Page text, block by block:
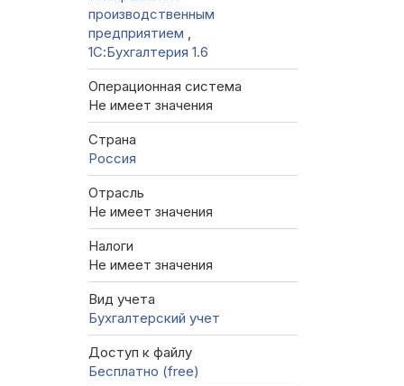
производственным
предприятием ,
1С:Бухгалтерия 1.6
Операционная система
Не имеет значения
Страна
Россия
Отрасль
Не имеет значения
Налоги
Не имеет значения
Вид учета
Бухгалтерский учет
Доступ к файлу
Бесплатно (free)